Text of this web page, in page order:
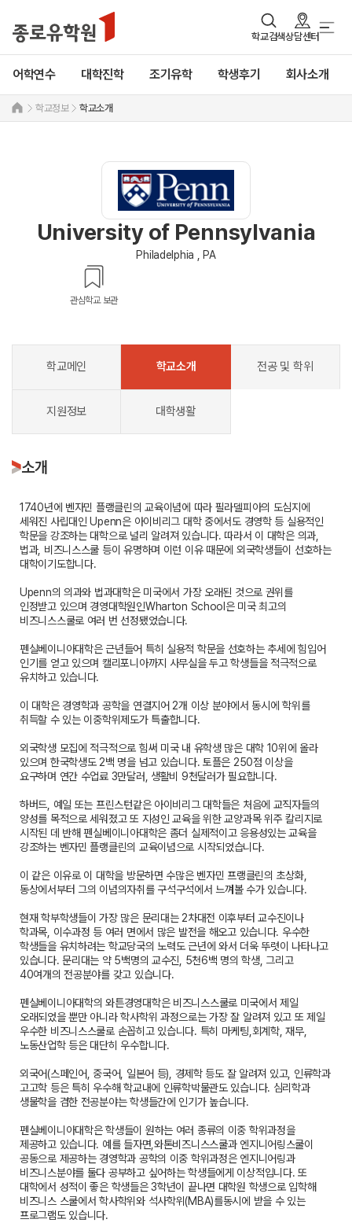
학교검색상담센터
어학연수 대학진학 조기유학 학생후기 회사소개
학교정보 학교소개
University of Pennsylvania
Philadelphia , PA
관심학교 보관
학교메인 학교소개 전공 및 학위
지원정보 대학생활
소개
1740년에 벤자민 플랭클린의 교육이념에 따라 필라델피아의 도심지에
세워진 사립대인 Upenn은 아이비리그 대학 중에서도 경영학 등 실용적인
학문을 강조하는 대학으로 널리 알려져 있습니다. 따라서 이 대학은 의과,
법과, 비즈니스스쿨 등이 유명하며 이런 이유 때문에 외국학생들이 선호하는
대학이기도합니다.
Upenn의 의과와 법과대학은 미국에서 가장 오래된 것으로 권위를
인정받고 있으며 경영대학원인Wharton School은 미국 최고의
비즈니스스쿨로 여러 번 선정됐었습니다.
펜실베이니아대학은 근년들어 특히 실용적 학문을 선호하는 추세에 힘입어
인기를 얻고 있으며 캘리포니아까지 사무실을 두고 학생들을 적극적으로
유치하고 있습니다.
이 대학은 경영학과 공학을 연결지어 2개 이상 분야에서 동시에 학위를
취득할 수 있는 이중학위제도가 특출합니다.
외국학생 모집에 적극적으로 힘써 미국 내 유학생 많은 대학 10위에 올라
있으며 한국학생도 2백 명을 넘고 있습니다. 토플은 250점 이상을
요구하며 연간 수업료 3만달러, 생활비 9천달러가 필요합니다.
하버드, 예일 또는 프린스턴같은 아이비리그 대학들은 처음에 교직자들의
양성를 목적으로 세워졌고 또 지성인 교육을 위한 교양과목 위주 칼리지로
시작된 데 반해 펜실베이니아대학은 좀더 실제적이고 응용성있는 교육을
강조하는 벤자민 플랭클린의 교육이념으로 시작되었습니다.
이 같은 이유로 이 대학을 방문하면 수많은 벤자민 프랭클린의 초상화,
동상에서부터 그의 이념의자취를 구석구석에서 느껴볼 수가 있습니다.
현재 학부학생들이 가장 많은 문리대는 2차대전 이후부터 교수진이나
학과목, 이수과정 등 여러 면에서 많은 발전을 해오고 있습니다. 우수한
학생들을 유치하려는 학교당국의 노력도 근년에 와서 더욱 뚜렷이 나타나고
있습니다. 문리대는 약 5백명의 교수진, 5천6백 명의 학생, 그리고
40여개의 전공분야를 갖고 있습니다.
펜실베이니아대학의 와튼경영대학은 비즈니스스쿨로 미국에서 제일
오래되었을 뿐만 아니라 학사학위 과정으로는 가장 잘 알려져 있고 또 제일
우수한 비즈니스스쿨로 손꼽히고 있습니다. 특히 마케팅,회계학, 재무,
노동산업학 등은 대단히 우수합니다.
외국어(스페인어, 중국어, 일본어 등), 경제학 등도 잘 알려져 있고, 인류학과
고고학 등은 특히 우수해 학교내에 인류학박물관도 있습니다. 심리학과
생물학을 겸한 전공분야는 학생들간에 인기가 높습니다.
펜실베이니아대학은 학생들이 원하는 여러 종류의 이중 학위과정을
제공하고 있습니다. 예를 들자면,와톤비즈니스스쿨과 엔지니어링스쿨이
공동으로 제공하는 경영학과 공학의 이중 학위과정은 엔지니어링과
비즈니스분야를 둘다 공부하고 싶어하는 학생들에게 이상적입니다. 또
대학에서 성적이 좋은 학생들은 3학년이 끝나면 대학원 학생으로 입학해
비즈니스 스쿨에서 학사학위와 석사학위(MBA)를동시에 받을 수 있는
프로그램도 있습니다.